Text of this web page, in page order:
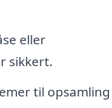
eller
sikkert.
til opsamling